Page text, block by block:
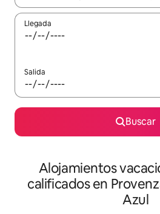
Llegada
Salida
Buscar
Alojamientos
calificados en
Azul